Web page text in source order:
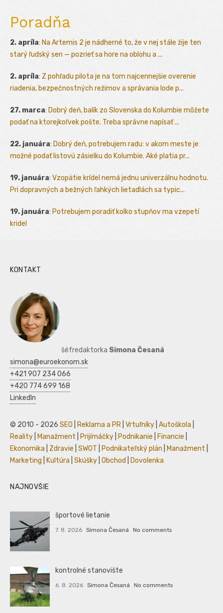
Poradňa
2. apríla: Na Artemis 2 je nádherné to, že v nej stále žije ten
starý ľudský sen — pozrieť sa hore na oblohu a ...
2. apríla: Z pohľadu pilota je na tom najcennejšie overenie
riadenia, bezpečnostných režimov a správania lode p...
27. marca: Dobrý deň, balík zo Slovenska do Kolumbie môžete
podať na ktorejkoľvek pošte. Treba správne napísať ...
22. januára: Dobrý deň, potrebujem radu: v akom meste je
možné podať listovú zásielku do Kolumbie. Aké platia pr...
19. januára: Vzopätie krídel nemá jednu univerzálnu hodnotu.
Pri dopravných a bežných ľahkých lietadlách sa typic...
19. januára: Potrebujem poradiť kolko stupňov ma vzepetí
kridel
KONTAKT
šéfredaktorka Simona Česaná
simona@euroekonom.sk
+421 907 234 066
+420 774 699 168
LinkedIn
© 2010 - 2026 SEO Reklama a PR Vrtuľníky Autoškola
Reality
Manažment Prijímáčky Podnikanie Financie
Ekonomika
Zdravie SWOT Podnikateľský plán Manažment
Marketing
Kultúra Skúšky Obchod Dovolenka
NAJNOVŠIE
športové lietanie
7. 8. 2026 Simona Česaná No comments
kontrolné stanovište
6. 8. 2026 Simona Česaná No comments